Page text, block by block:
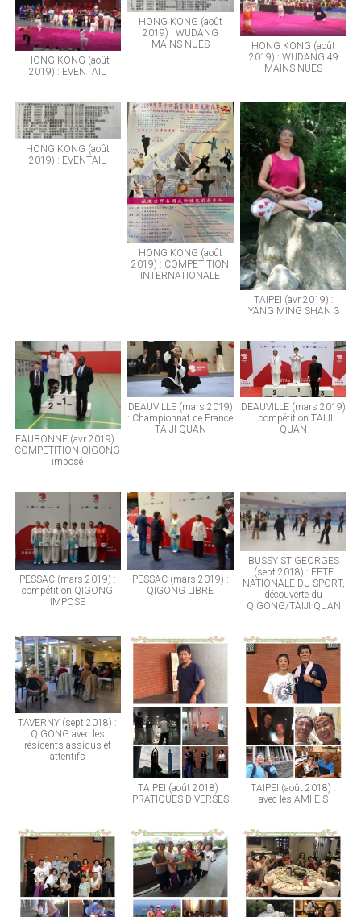
HONG KONG (août
2019) : EVENTAIL
HONG KONG (août
2019) : WUDANG
MAINS NUES
HONG KONG (août
2019) : WUDANG 49
MAINS NUES
HONG KONG (août
2019) : EVENTAIL
HONG KONG (août
2019) : COMPETITION
INTERNATIONALE
TAIPEI (avr 2019) :
YANG MING SHAN 3
EAUBONNE (avr 2019) :
COMPETITION QIGONG
imposé
DEAUVILLE (mars 2019)
: Championnat de France
TAIJI QUAN
DEAUVILLE (mars 2019)
: compétition TAIJI
QUAN
PESSAC (mars 2019) :
compétition QIGONG
IMPOSE
PESSAC (mars 2019) :
QIGONG LIBRE
BUSSY ST GEORGES
(sept 2018) : FETE
NATIONALE DU SPORT,
découverte du
QIGONG/TAIJI QUAN
TAVERNY (sept 2018) :
QIGONG avec les
résidents assidus et
attentifs
TAIPEI (août 2018) :
PRATIQUES DIVERSES
TAIPEI (août 2018) :
avec les AMI-E-S